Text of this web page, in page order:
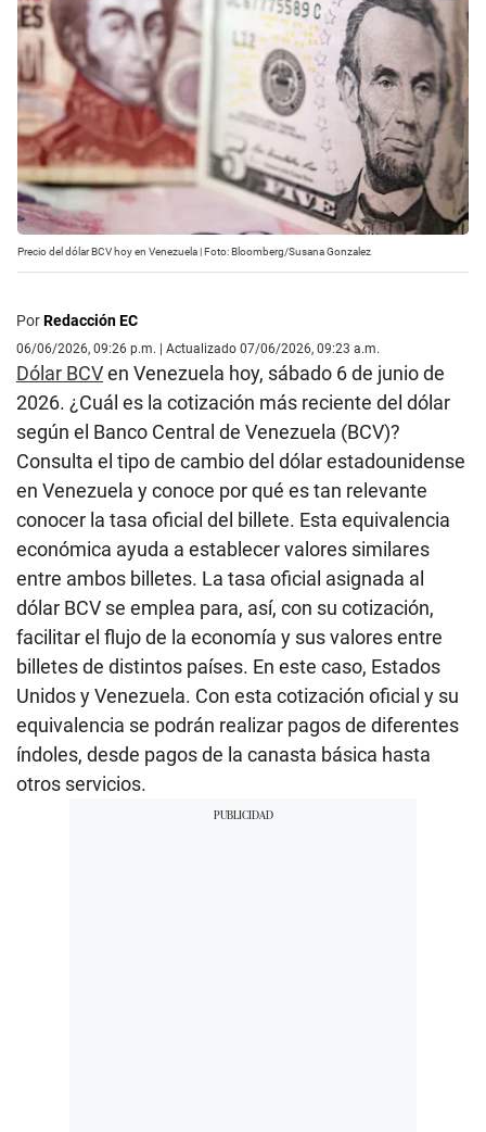
Precio del dólar BCV hoy en Venezuela | Foto: Bloomberg/Susana Gonzalez
PorRedacción EC
06/06/2026, 09:26 p.m. | Actualizado 07/06/2026, 09:23 a.m.
Dólar BCVen Venezuela hoy, sábado 6 de junio de
2026. ¿Cuál es la cotización más reciente del dólar
según el Banco Central de Venezuela (BCV)?
Consulta el tipo de cambio del dólar estadounidense
en Venezuela y conoce por qué es tan relevante
conocer la tasa oficial del billete. Esta equivalencia
económica ayuda a establecer valores similares
entre ambos billetes. La tasa oficial asignada al
dólar BCV se emplea para, así, con su cotización,
facilitar el flujo de la economía y sus valores entre
billetes de distintos países. En este caso, Estados
Unidos y Venezuela. Con esta cotización oficial y su
equivalencia se podrán realizar pagos de diferentes
índoles, desde pagos de la canasta básica hasta
otros servicios.